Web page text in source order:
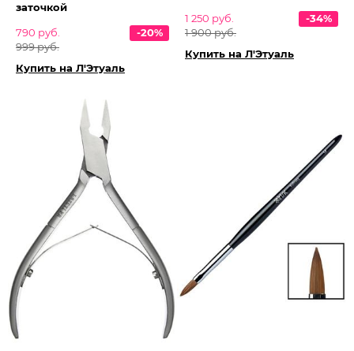
заточкой
790 руб.
999 руб.
-20%
Купить на Л'Этуаль
1 250 руб.
1 900 руб.
-34%
Купить на Л'Этуаль